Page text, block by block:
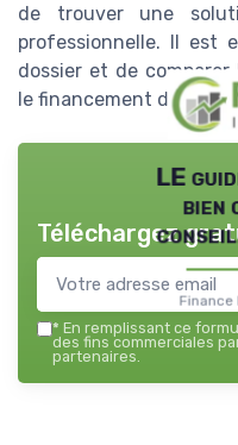
de trouver une
professionnelle. Il est
dossier et de
le financement de son
LE
bien
Téléchargez
* En remplissant ce
des fins commerciales
partenaires.